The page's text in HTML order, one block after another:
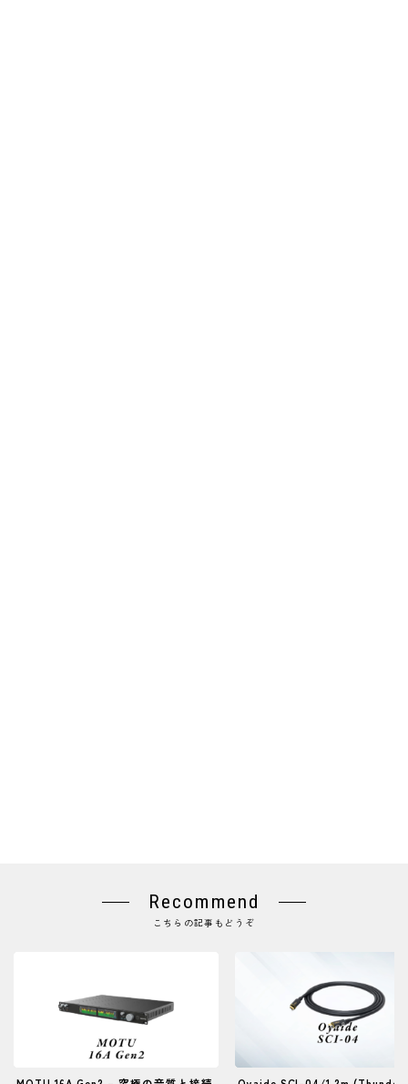
Recommend
こちらの記事もどうぞ